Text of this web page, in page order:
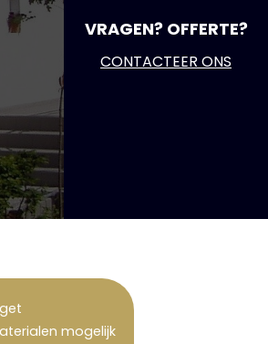
VRAGEN? OFFERTE?
CONTACTEER ONS
mogelijk